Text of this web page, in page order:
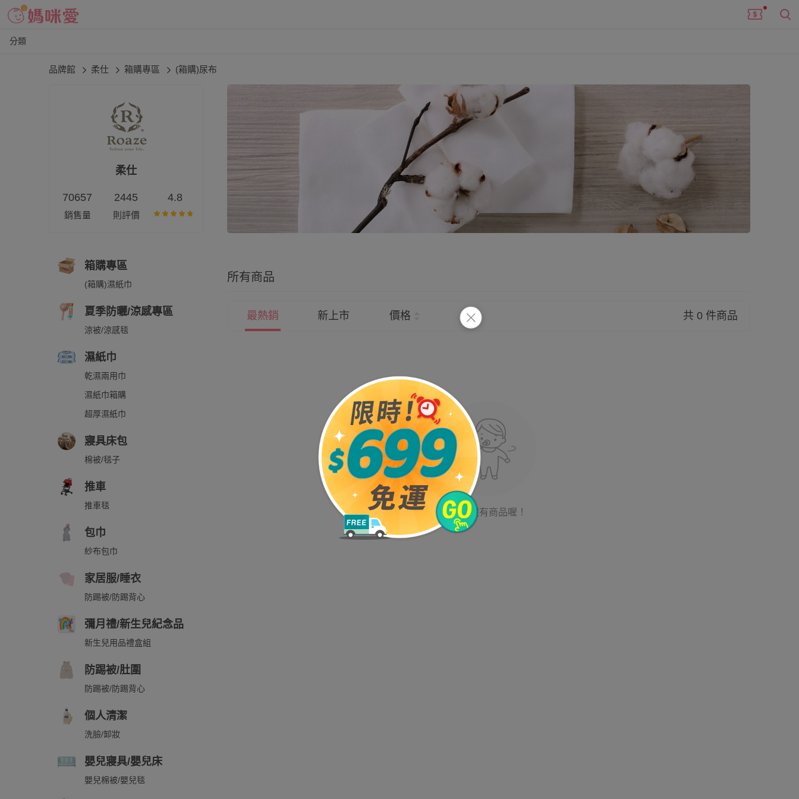
分類
品牌館 柔仕 箱購專區 (箱購)尿布
柔仕
70657
銷售量
2445
則評價
4.8
箱購專區
(箱購)濕紙巾
夏季防曬/涼感專區
涼被/涼感毯
濕紙巾
乾濕兩用巾
濕紙巾箱購
超厚濕紙巾
寢具床包
棉被/毯子
推車
推車毯
包巾
紗布包巾
家居服/睡衣
防踢被/防踢背心
彌月禮/新生兒紀念品
新生兒用品禮盒組
防踢被/肚圍
防踢被/防踢背心
個人清潔
洗臉/卸妝
嬰兒寢具/嬰兒床
嬰兒棉被/嬰兒毯
所有商品
最熱銷 新上市 價格 共 0 件商品
目前沒有商品喔！